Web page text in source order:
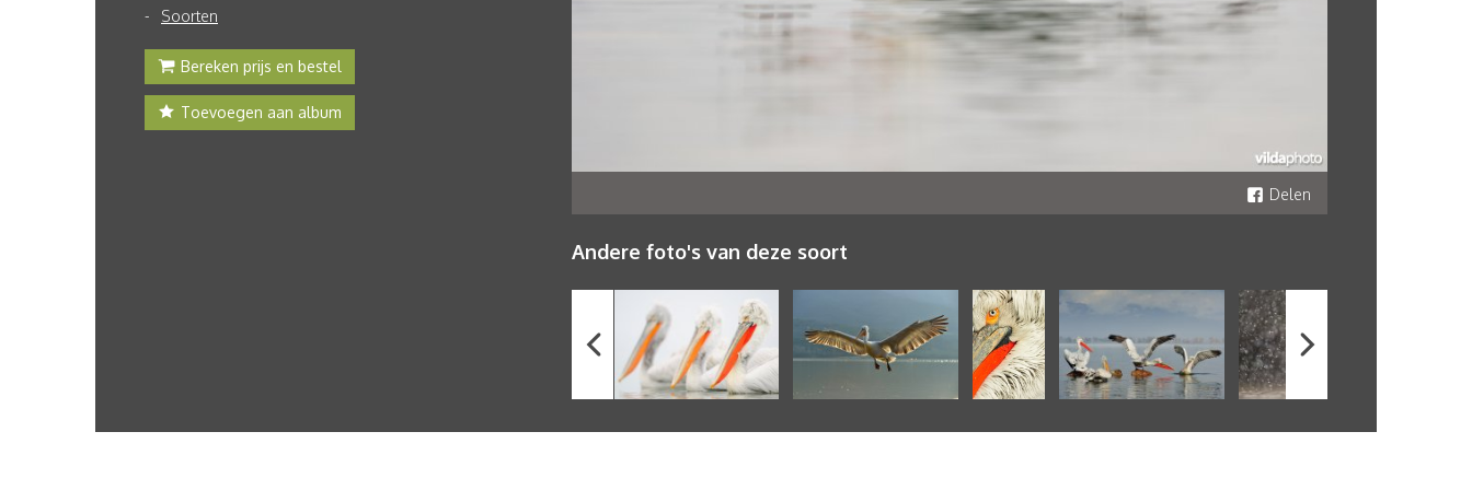
Soorten
Bereken prijs en bestel
Toevoegen aan album
Delen
Andere foto's van deze soort